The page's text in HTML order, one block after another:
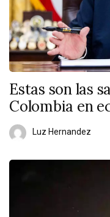
Estas son las
Colombia en
Luz Hernandez